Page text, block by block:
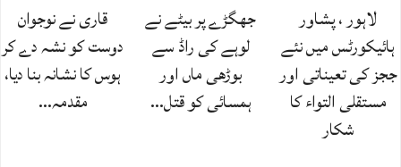
لاہور ، پشاور
ہائیکورٹس میں نئے
ججز کی تعیناتی اور
مستقلی التواء کا
شکار
جھگڑے پر بیٹے نے
لوہے کی راڈ سے
بوڑھی ماں اور
ہمسائی کو قتل…
قاری نے نوجوان
دوست کو نشہ دے کر
ہوس کا نشانہ بنا دیا،
مقدمہ…